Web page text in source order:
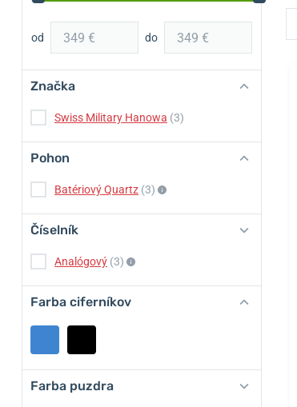
od do
Značka
Swiss Military Hanowa (3)
Pohon
Batériový Quartz (3)
Číselník
Analógový (3)
Farba ciferníkov
Farba puzdra